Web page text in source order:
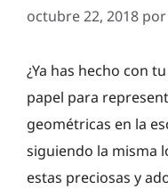
octubre 22, 2018 por
¿Ya has hecho con
papel para
geométricas en la
siguiendo la misma
estas preciosas y